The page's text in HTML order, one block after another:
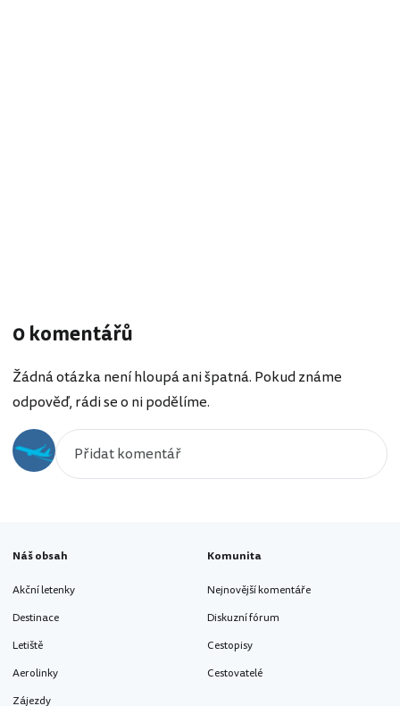
0 komentářů
Žádná otázka není hloupá ani špatná. Pokud známe
odpověď, rádi se o ni podělíme.
Náš obsah
Akční letenky
Destinace
Letiště
Aerolinky
Zájezdy
Komunita
Nejnovější komentáře
Diskuzní fórum
Cestopisy
Cestovatelé